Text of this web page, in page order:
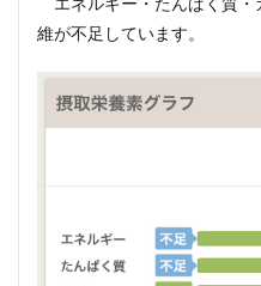
維が不足しています。